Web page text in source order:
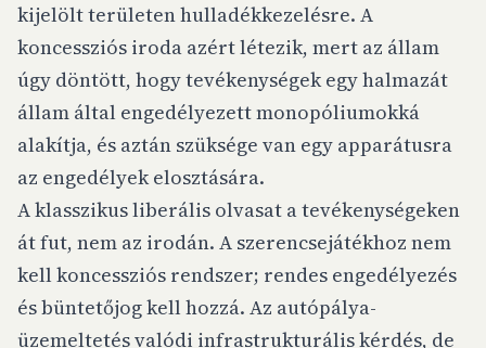
kijelölt területen hulladékkezelésre. A
koncessziós iroda azért létezik, mert az állam
úgy döntött, hogy tevékenységek egy halmazát
állam által engedélyezett monopóliumokká
alakítja, és aztán szüksége van egy apparátusra
az engedélyek elosztására.
A klasszikus liberális olvasat a tevékenységeken
át fut, nem az irodán. A szerencsejátékhoz nem
kell koncessziós rendszer; rendes engedélyezés
és büntetőjog kell hozzá. Az autópálya-
üzemeltetés valódi infrastrukturális kérdés, de